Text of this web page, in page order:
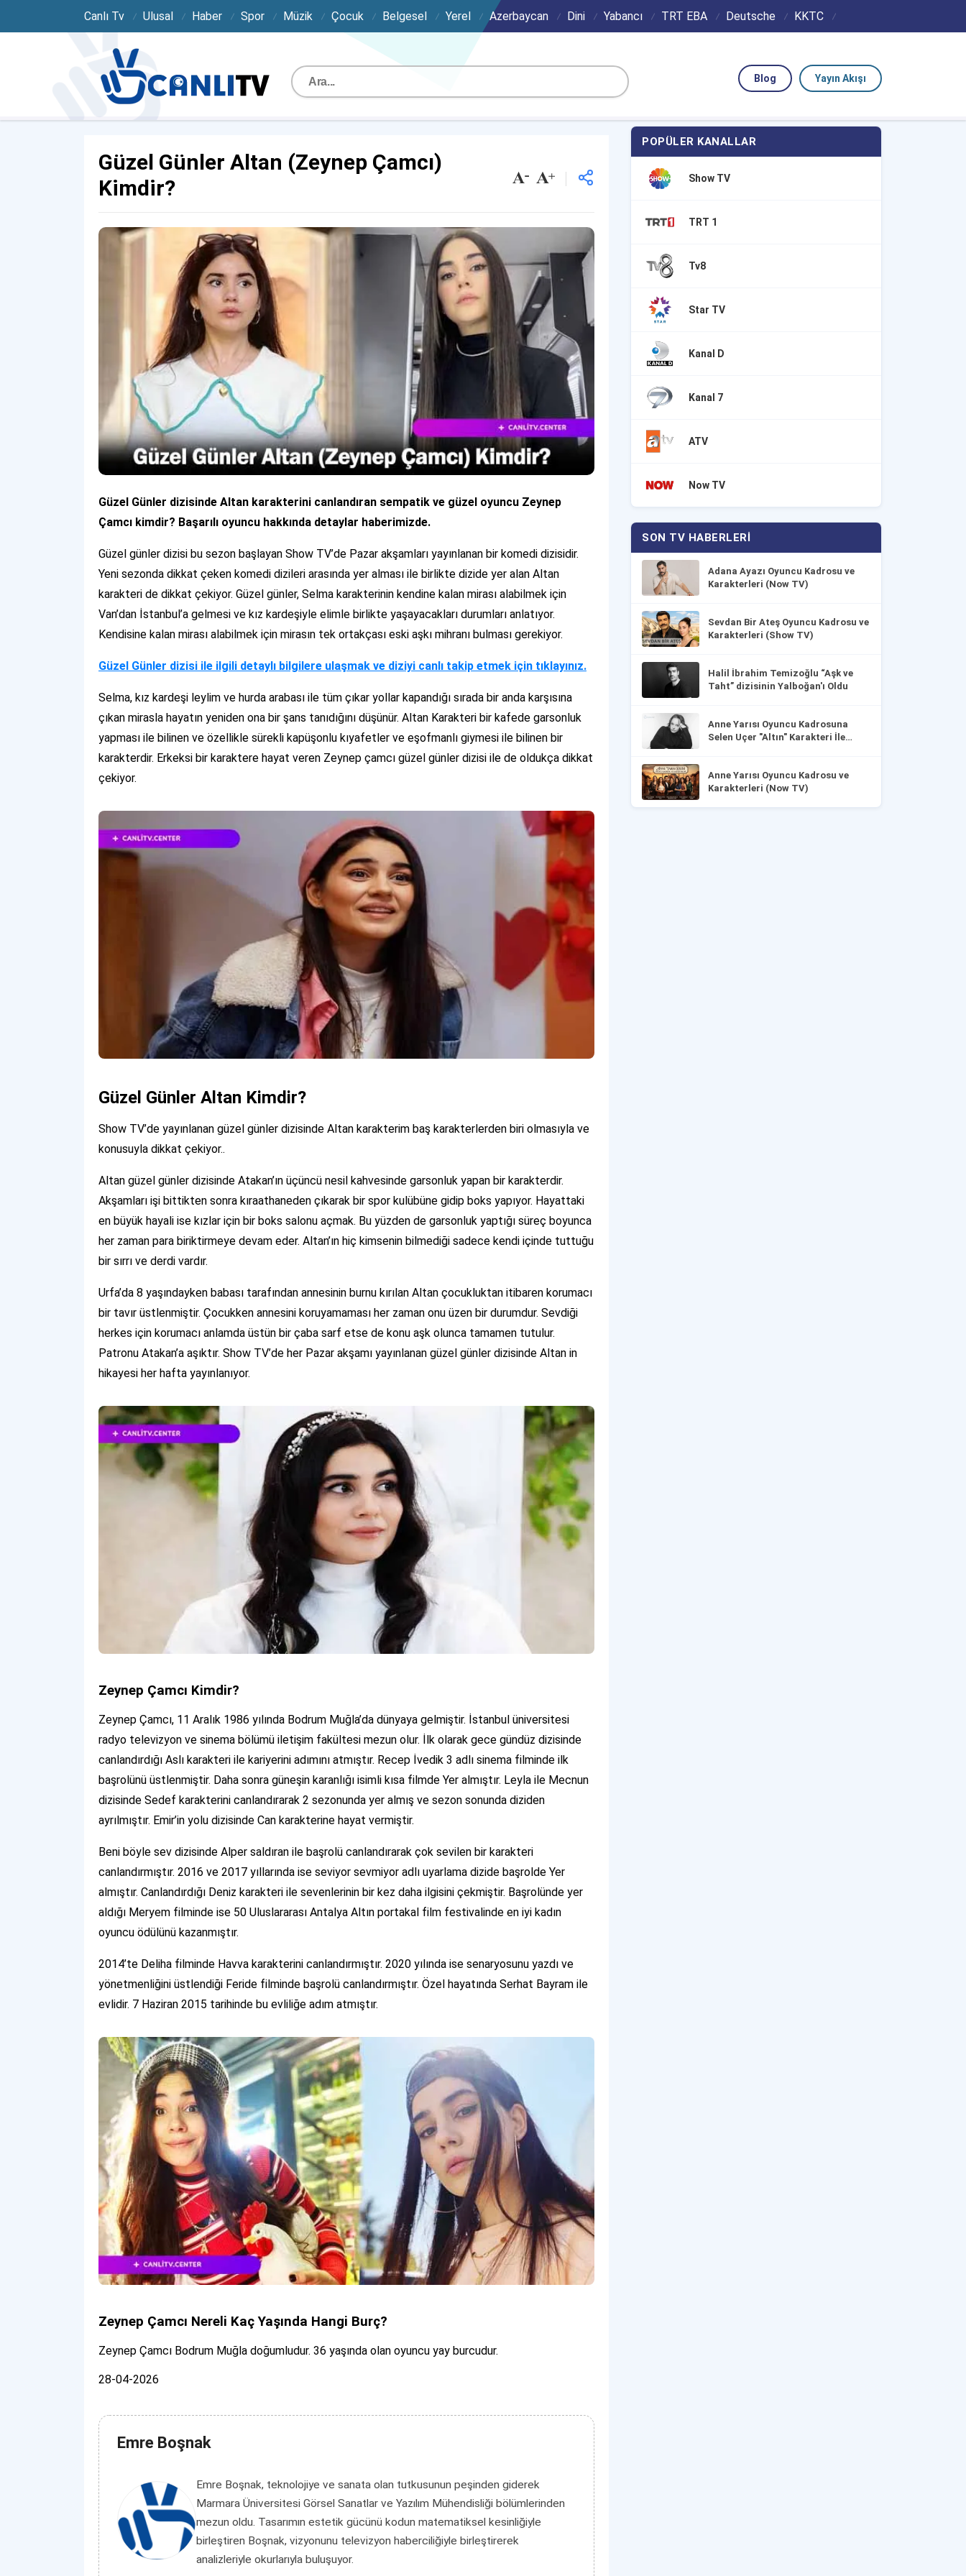
Canlı Tv Ulusal Haber Spor Müzik Çocuk Belgesel Yerel Azerbaycan Dini Yabancı TRT EBA Deutsche KKTC
Yayın Akışı
Blog
Güzel Günler Altan (Zeynep Çamcı)
Kimdir?
Güzel Günler dizisinde Altan karakterini canlandıran sempatik ve güzel oyuncu Zeynep
Çamcı kimdir? Başarılı oyuncu hakkında detaylar haberimizde.
Güzel günler dizisi bu sezon başlayan Show TV’de Pazar akşamları yayınlanan bir komedi dizisidir.
Yeni sezonda dikkat çeken komedi dizileri arasında yer alması ile birlikte dizide yer alan Altan
karakteri de dikkat çekiyor. Güzel günler, Selma karakterinin kendine kalan mirası alabilmek için
Van’dan İstanbul’a gelmesi ve kız kardeşiyle elimle birlikte yaşayacakları durumları anlatıyor.
Kendisine kalan mirası alabilmek için mirasın tek ortakçası eski aşkı mihranı bulması gerekiyor.
Güzel Günler dizisi ile ilgili detaylı bilgilere ulaşmak ve diziyi canlı takip etmek için tıklayınız.
Selma, kız kardeşi leylim ve hurda arabası ile tüm çıkar yollar kapandığı sırada bir anda karşısına
çıkan mirasla hayatın yeniden ona bir şans tanıdığını düşünür. Altan Karakteri bir kafede garsonluk
yapması ile bilinen ve özellikle sürekli kapüşonlu kıyafetler ve eşofmanlı giymesi ile bilinen bir
karakterdir. Erkeksi bir karaktere hayat veren Zeynep çamcı güzel günler dizisi ile de oldukça dikkat
çekiyor.
Güzel Günler Altan Kimdir?
Show TV’de yayınlanan güzel günler dizisinde Altan karakterim baş karakterlerden biri olmasıyla ve
konusuyla dikkat çekiyor..
Altan güzel günler dizisinde Atakan’ın üçüncü nesil kahvesinde garsonluk yapan bir karakterdir.
Akşamları işi bittikten sonra kıraathaneden çıkarak bir spor kulübüne gidip boks yapıyor. Hayattaki
en büyük hayali ise kızlar için bir boks salonu açmak. Bu yüzden de garsonluk yaptığı süreç boyunca
her zaman para biriktirmeye devam eder. Altan’ın hiç kimsenin bilmediği sadece kendi içinde tuttuğu
bir sırrı ve derdi vardır.
Urfa’da 8 yaşındayken babası tarafından annesinin burnu kırılan Altan çocukluktan itibaren korumacı
bir tavır üstlenmiştir. Çocukken annesini koruyamaması her zaman onu üzen bir durumdur. Sevdiği
herkes için korumacı anlamda üstün bir çaba sarf etse de konu aşk olunca tamamen tutulur.
Patronu Atakan’a aşıktır. Show TV’de her Pazar akşamı yayınlanan güzel günler dizisinde Altan in
hikayesi her hafta yayınlanıyor.
Zeynep Çamcı Kimdir?
Zeynep Çamcı, 11 Aralık 1986 yılında Bodrum Muğla’da dünyaya gelmiştir. İstanbul üniversitesi
radyo televizyon ve sinema bölümü iletişim fakültesi mezun olur. İlk olarak gece gündüz dizisinde
canlandırdığı Aslı karakteri ile kariyerini adımını atmıştır. Recep İvedik 3 adlı sinema filminde ilk
başrolünü üstlenmiştir. Daha sonra güneşin karanlığı isimli kısa filmde Yer almıştır. Leyla ile Mecnun
dizisinde Sedef karakterini canlandırarak 2 sezonunda yer almış ve sezon sonunda diziden
ayrılmıştır. Emir’in yolu dizisinde Can karakterine hayat vermiştir.
Beni böyle sev dizisinde Alper saldıran ile başrolü canlandırarak çok sevilen bir karakteri
canlandırmıştır. 2016 ve 2017 yıllarında ise seviyor sevmiyor adlı uyarlama dizide başrolde Yer
almıştır. Canlandırdığı Deniz karakteri ile sevenlerinin bir kez daha ilgisini çekmiştir. Başrolünde yer
aldığı Meryem filminde ise 50 Uluslararası Antalya Altın portakal film festivalinde en iyi kadın
oyuncu ödülünü kazanmıştır.
2014’te Deliha filminde Havva karakterini canlandırmıştır. 2020 yılında ise senaryosunu yazdı ve
yönetmenliğini üstlendiği Feride filminde başrolü canlandırmıştır. Özel hayatında Serhat Bayram ile
evlidir. 7 Haziran 2015 tarihinde bu evliliğe adım atmıştır.
Zeynep Çamcı Nereli Kaç Yaşında Hangi Burç?
Zeynep Çamcı Bodrum Muğla doğumludur. 36 yaşında olan oyuncu yay burcudur.
28-04-2026
Emre Boşnak
Emre Boşnak, teknolojiye ve sanata olan tutkusunun peşinden giderek
Marmara Üniversitesi Görsel Sanatlar ve Yazılım Mühendisliği bölümlerinden
mezun oldu. Tasarımın estetik gücünü kodun matematiksel kesinliğiyle
birleştiren Boşnak, vizyonunu televizyon haberciliğiyle birleştirerek
analizleriyle okurlarıyla buluşuyor.
POPÜLER KANALLAR
Show TV
TRT 1
Tv8
Star TV
Kanal D
Kanal 7
ATV
Now TV
SON TV HABERLERI
Adana Ayazı Oyuncu Kadrosu ve
Karakterleri (Now TV)
Sevdan Bir Ateş Oyuncu Kadrosu ve
Karakterleri (Show TV)
Halil İbrahim Temizoğlu “Aşk ve
Taht” dizisinin Yalboğan'ı Oldu
Anne Yarısı Oyuncu Kadrosuna
Selen Uçer "Altın" Karakteri İle
Anne Yarısı Oyuncu Kadrosu ve
Karakterleri (Now TV)